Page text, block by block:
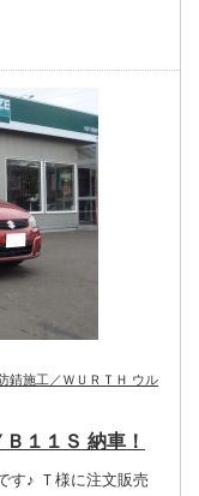
錆施工／ＷＵＲＴＨ ウル
１１Ｓ 納車！
す♪ Ｔ様に注文販売